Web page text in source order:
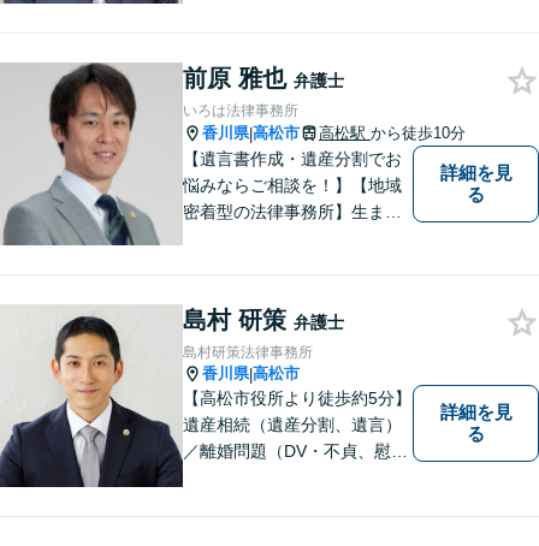
前原 雅也 弁護士
いろは法律事務所
香川県|高松市 高松駅 から徒歩10分
【遺言書作成・遺産分割でお
悩みならご相談を！】【地域
密着型の法律事務所】生まれ
に取り組んでいます。相談・
依頼しやすい環境づくりを徹
底しています！【ZOOM面談
対応可】
詳細を見
る
島村 研策 弁護士
島村研策法律事務所
香川県|高松市
【高松市役所より徒歩約5分】
遺産相続（遺産分割、遺言）
／離婚問題（DV・不貞、慰謝
詳細を見
る